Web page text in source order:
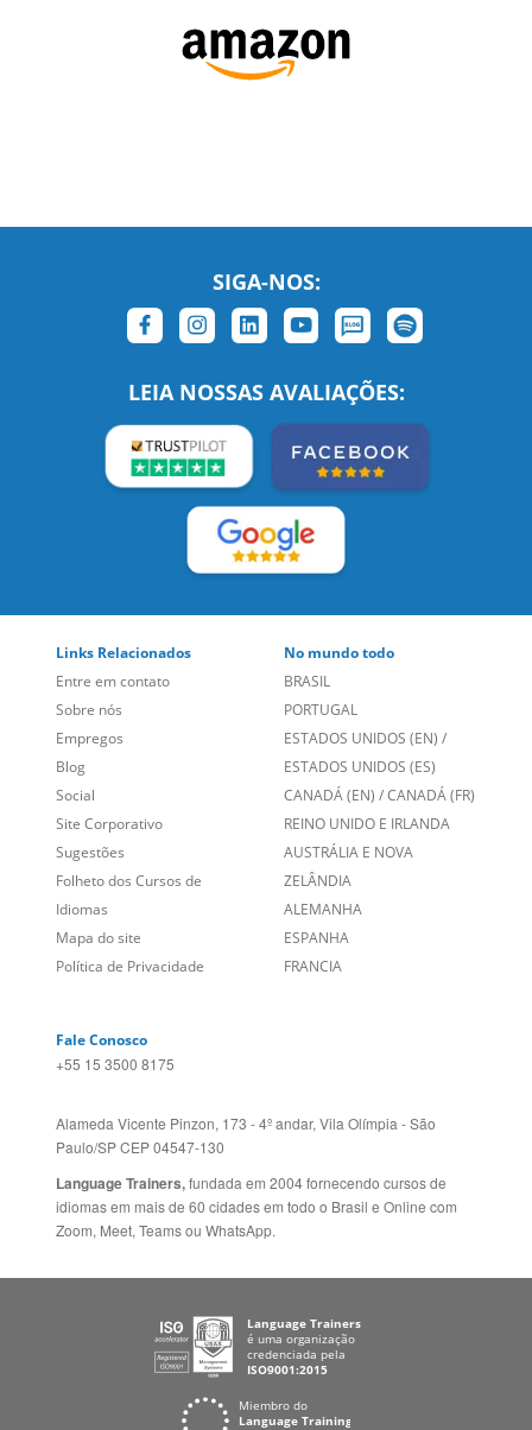
SIGA-NOS:
LEIA NOSSAS AVALIAÇÕES:
Sobre nós
Empregos
Blog
Social
Site Corporativo
Sugestões
Folheto dos Cursos de
Idiomas
Mapa do site
Política de Privacidade
PORTUGAL
ESTADOS UNIDOS (EN)
ESTADOS UNIDOS (ES)
CANADÁ (EN)/CANADÁ (FR)
REINO UNIDO E IRLANDA
AUSTRÁLIA E NOVA
ZELÂNDIA
ALEMANHA
ESPANHA
FRANCIA
Alameda Vicente Pinzon, 173 - 4º andar, Vila Olímpia - São
Language Trainers,fundada em 2004 fornecendo cursos de
idiomas em mais de 60 cidades em todo o Brasil e Online com